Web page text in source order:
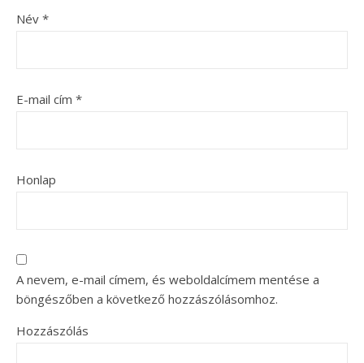
Név *
E-mail cím *
Honlap
A nevem, e-mail címem, és weboldalcímem mentése a
böngészőben a következő hozzászólásomhoz.
Hozzászólás